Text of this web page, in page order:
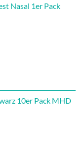
Nasal 1er Pack
10er Pack MHD